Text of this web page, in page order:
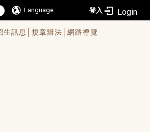
Language 登入
生訊息│ 規章辦法│ 網路導覽